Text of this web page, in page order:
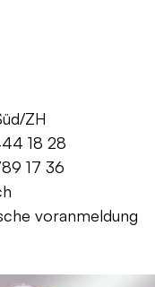
82
444
17 36
voranmeldung